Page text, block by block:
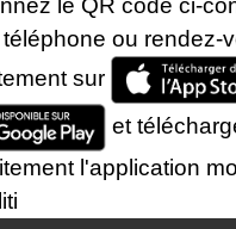
ou rendez-
sur
et
l'application